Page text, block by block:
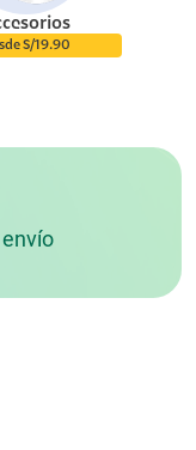
S/19.90